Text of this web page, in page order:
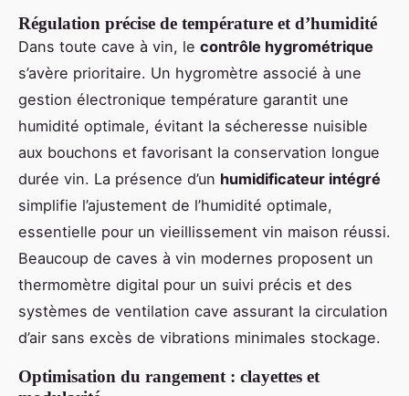
Régulation précise de température et d’humidité
Dans toute cave à vin, le contrôle hygrométrique
s’avère prioritaire. Un hygromètre associé à une
gestion électronique température garantit une
humidité optimale, évitant la sécheresse nuisible
aux bouchons et favorisant la conservation longue
durée vin. La présence d’un humidificateur intégré
simplifie l’ajustement de l’humidité optimale,
essentielle pour un vieillissement vin maison réussi.
Beaucoup de caves à vin modernes proposent un
thermomètre digital pour un suivi précis et des
systèmes de ventilation cave assurant la circulation
d’air sans excès de vibrations minimales stockage.
Optimisation du rangement : clayettes et